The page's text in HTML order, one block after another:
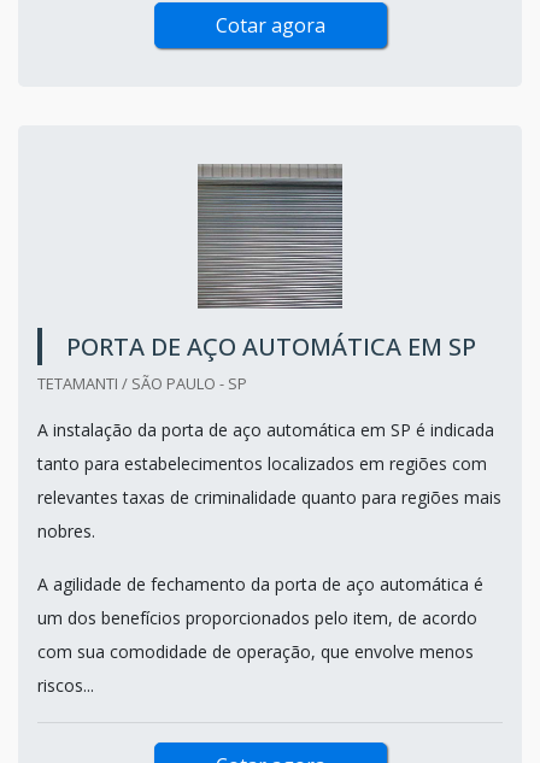
Cotar agora
PORTA DE AÇO AUTOMÁTICA EM SP
TETAMANTI / SÃO PAULO - SP
A instalação da porta de aço automática em SP é indicada
tanto para estabelecimentos localizados em regiões com
relevantes taxas de criminalidade quanto para regiões mais
nobres.
A agilidade de fechamento da porta de aço automática é
um dos benefícios proporcionados pelo item, de acordo
com sua comodidade de operação, que envolve menos
riscos...